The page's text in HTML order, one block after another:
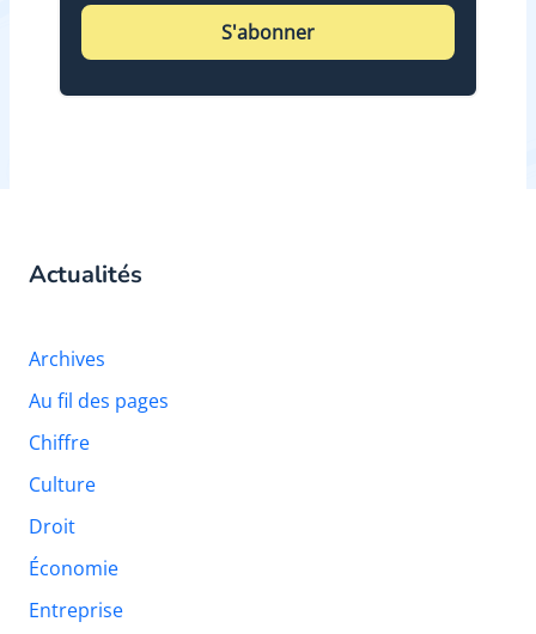
S'abonner
Actualités
Archives
Au fil des pages
Chiffre
Culture
Droit
Économie
Entreprise